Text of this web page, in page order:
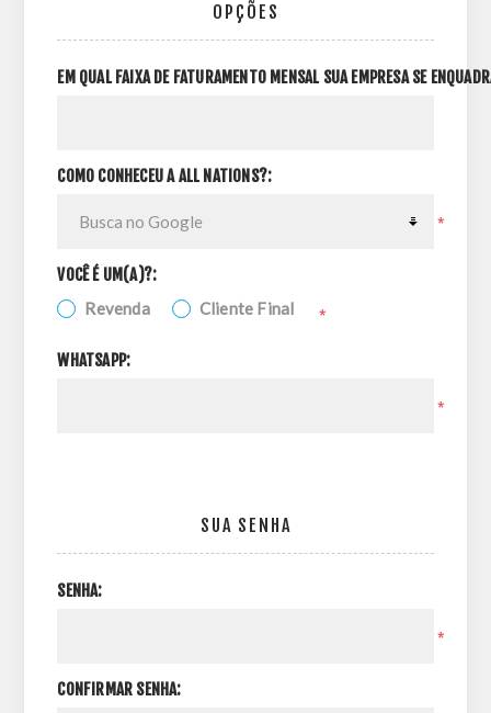
OPÇÕES
EM QUAL FAIXA DE FATURAMENTO MENSAL SUA EMPRESA SE
COMO CONHECEU A ALL NATIONS?:
*
VOCÊ É UM(A)?:
Revenda Cliente Final *
WHATSAPP:
*
SUA SENHA
SENHA:
*
CONFIRMAR SENHA: